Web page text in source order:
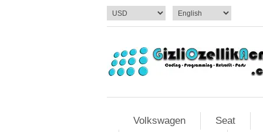
Volkswagen Seat